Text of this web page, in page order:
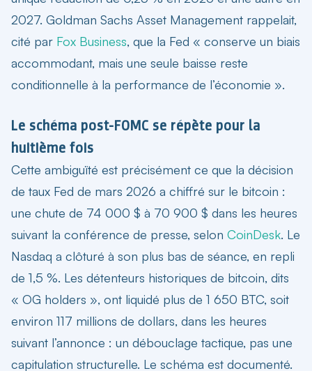
2027. Goldman Sachs Asset Management rappelait,
cité par Fox Business, que la Fed « conserve un biais
accommodant, mais une seule baisse reste
conditionnelle à la performance de l’économie ».
Le schéma post-FOMC se répète pour la
huitième fois
Cette ambiguïté est précisément ce que la décision
de taux Fed de mars 2026 a chiffré sur le bitcoin :
une chute de 74 000 $ à 70 900 $ dans les heures
suivant la conférence de presse, selon CoinDesk. Le
Nasdaq a clôturé à son plus bas de séance, en repli
de 1,5 %. Les détenteurs historiques de bitcoin, dits
« OG holders », ont liquidé plus de 1 650 BTC, soit
environ 117 millions de dollars, dans les heures
suivant l’annonce : un débouclage tactique, pas une
capitulation structurelle. Le schéma est documenté.